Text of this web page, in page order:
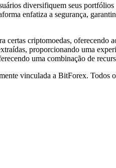
diversifiquem seus
enfatiza a segurança,
criptomoedas, oferecendo
proporcionando uma
uma combinação de
vinculada a BitForex. Todos